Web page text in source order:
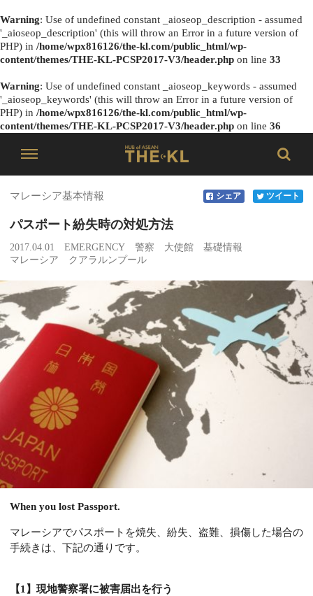
Warning: Use of undefined constant _aioseop_description - assumed
'_aioseop_description' (this will throw an Error in a future version of
PHP) in /home/wpx816126/the-kl.com/public_html/wp-
content/themes/THE-KL-PCSP2017-V3/header.php on line 33
Warning: Use of undefined constant _aioseop_keywords - assumed
'_aioseop_keywords' (this will throw an Error in a future version of
PHP) in /home/wpx816126/the-kl.com/public_html/wp-
content/themes/THE-KL-PCSP2017-V3/header.php on line 36
マレーシア基本情報 シェア ツイート
パスポート紛失時の対処方法
2017.04.01 EMERGENCY 警察 大使館
基礎情報
マレーシア
クアラルンプール
When you lost Passport.
マレーシアでパスポートを焼失、紛失、盗難、損傷した場合の
手続きは、下記の通りです。
【1】現地警察署に被害届出を行う